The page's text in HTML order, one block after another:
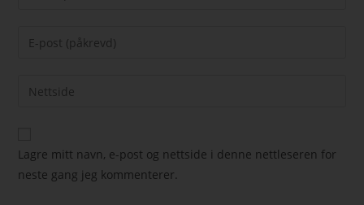
Lagre mitt navn, e-post og nettside i denne nettleseren for
neste gang jeg kommenterer.